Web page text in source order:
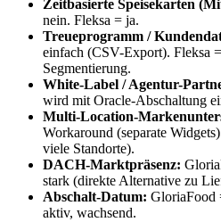
Zeitbasierte Speisekarten
nein. Fleksa = ja.
Treueprogramm /
einfach (CSV-Export). Fleksa
Segmentierung.
White-Label / Agentur-
wird mit Oracle-Abschaltung
Multi-Location-
Workaround (separate
viele Standorte).
DACH-Marktpräsenz:
stark (direkte Alternative zu
Abschalt-Datum: GloriaFood
aktiv, wachsend.